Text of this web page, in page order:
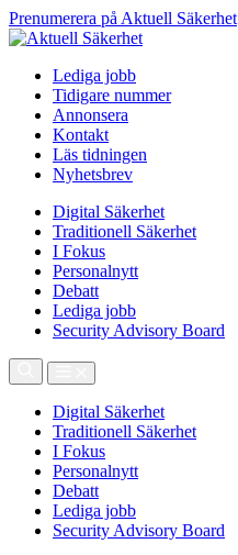
Prenumerera på Aktuell Säkerhet
Lediga jobb
Tidigare nummer
Annonsera
Kontakt
Läs tidningen
Nyhetsbrev
Digital Säkerhet
Traditionell Säkerhet
I Fokus
Personalnytt
Debatt
Lediga jobb
Security Advisory Board
Digital Säkerhet
Traditionell Säkerhet
I Fokus
Personalnytt
Debatt
Lediga jobb
Security Advisory Board